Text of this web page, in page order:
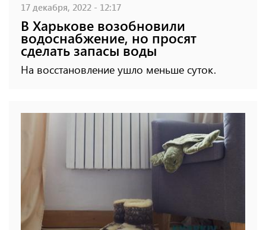
17 декабря, 2022 - 12:17
В Харькове возобновили
водоснабжение, но просят
сделать запасы воды
На восстановление ушло меньше суток.